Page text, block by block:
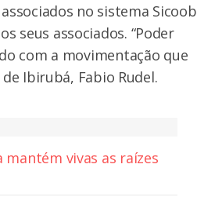
no sistema Sicoob
seus associados. “Poder
com a movimentação que
Ibirubá, Fabio Rudel.
mantém vivas as raízes